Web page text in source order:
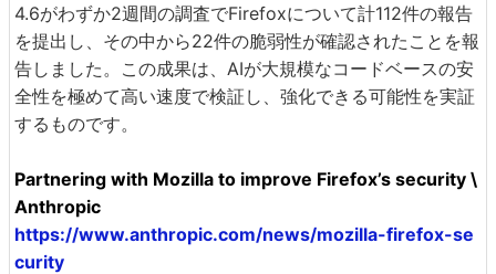
4.6がわずか2週間の調査でFirefoxについて計112件の報告
を提出し、その中から22件の脆弱性が確認されたことを報
告しました。この成果は、AIが大規模なコードベースの安
全性を極めて高い速度で検証し、強化できる可能性を実証
するものです。
Partnering with Mozilla to improve Firefox’s security \
Anthropic
https://www.anthropic.com/news/mozilla-firefox-se
curity